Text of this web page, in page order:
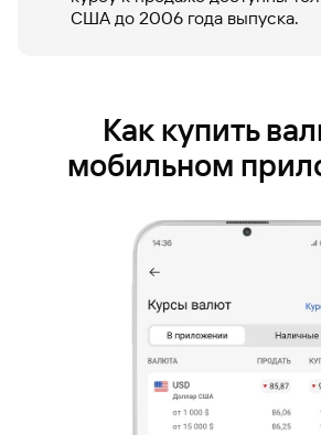
Накопительный
счет
Накопительный
США до 2006 года выпуска.
Как купить
мобильном